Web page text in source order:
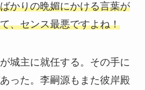
かりの晩媚にかける言葉が
、センス最悪ですよね！
城主に就任する。その手に
った。李嗣源もまた彼岸殿